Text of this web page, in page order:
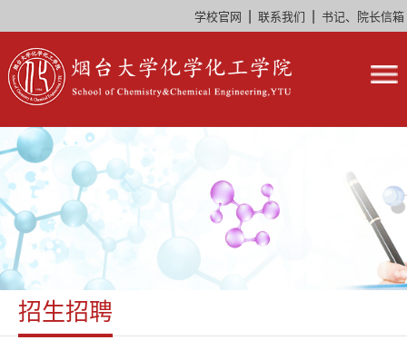
学校官网 联系我们 书记、院长信箱
招生招聘